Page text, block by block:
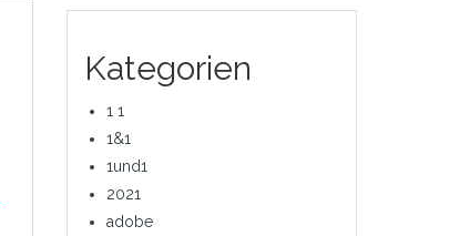
Kategorien
1 1
1&1
1und1
2021
adobe